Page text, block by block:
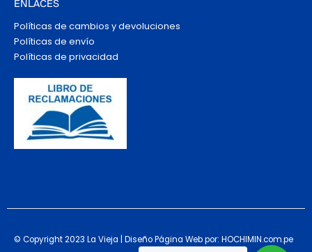
ENLACES
Políticas de cambios y devoluciones
Políticas de envío
Políticas de privacidad
© Copyright 2023 La Vieja | Diseño Página Web por: HOCHIMIN.com.pe